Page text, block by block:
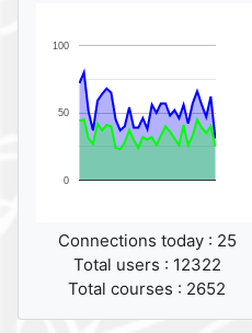
0
50
100
Connections today : 25
Total users : 12322
Total courses : 2652